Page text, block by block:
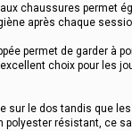
chaussures permet
après chaque
permet de garder à
choix pour les
sur le dos tandis que
polyester résistant, ce